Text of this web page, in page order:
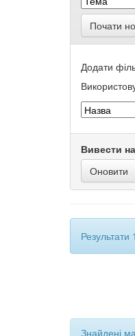
Почати
Додати
Вивести
Знайдені